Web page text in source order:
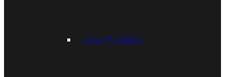
ATLANTIK-NORD